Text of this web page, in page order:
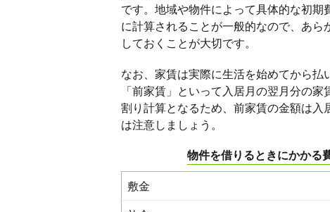
です。地域や物件によって具体的な初
に計算されることが一般的なので、あ
しておくことが大切です。
なお、家賃は実際に生活を始めてから
「前家賃」といって入居月の翌月分の
割り計算となるため、前家賃の金額は
は注意しましょう。
物件を借りるときにかかる
敷金